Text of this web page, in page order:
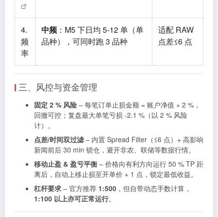
4.
频
率
中频 ：M5 下日均 5-12 单（单
品种），可同时跑 3 品种
适配 RAW
点差≤6 点
三、风控与资金管理
固定 2 % 风险 – 每笔订单止损金额 = 账户净值 × 2 %，
回撤可控；复盘最大单笔亏损 -2.1 %（以 2 % 风险
计）。
点差/时间双过滤– 内置 Spread Filter（≤6 点）+ 高影响
新闻前后 30 min 锁仓，避开非农、联储等数据行情。
移动止盈 & 盈亏平衡 – 价格向有利方向运行 50 % TP 距
离后，自动上移止损至开单价 + 1 点，锁定最低收益。
杠杆要求 – 官方推荐 1:500 ，但自带动态手数计算，
1:100 以上亦可正常运行。